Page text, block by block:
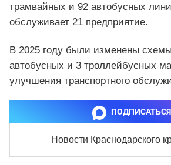
трамвайных и 92 автобусных
обслуживает 21 предприятие.
В 2025 году были изменены
автобусных и 3 троллейбусных
улучшения транспортного
ПОДПИСАТЬСЯ
Новости Краснодарского